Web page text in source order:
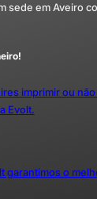
sede em Aveiro
imprimir ou
Evolt.
garantimos o